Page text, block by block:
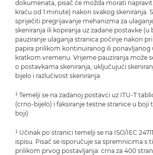
dokumenata, pisač će možda morati
kraću od 1 minute) nakon svakog skeniranja.
spriječiti pregrijavanje mehanizma za
skeniranja ili kopiranja uz zadane postavke (u
pauziranje ulaganja stranica počinje nakon
papira prilikom kontinuiranog ili ponavljanog
kratkom vremenu. Vrijeme pauziranja može
o postavkama skeniranja, uključujući
bijelo i razlučivost skeniranja.
¹ Temelji se na zadanoj postavci uz ITU-T
(crno-bijelo) i faksiranje testne stranice u boji
boji)
¹ Učinak po stranici temelji se na ISO/IEC
ispisu. Pisač se isporučuje sa spremnicima s
prilikom prvog postavljanja: crna za 400